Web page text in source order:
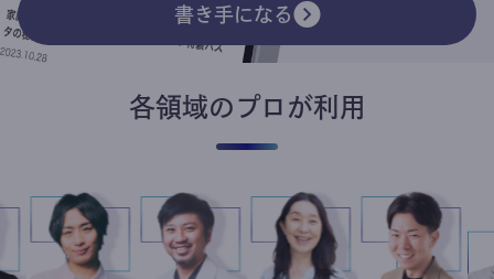
書き手になる
各領域のプロが利用